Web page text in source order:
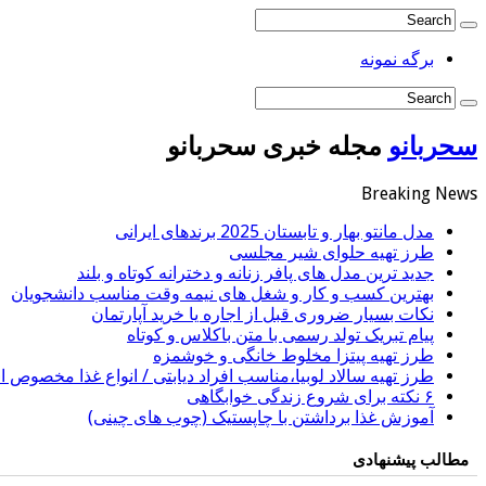
برگه نمونه
سحربانو مجله خبری سحربانو
Breaking News
مدل مانتو بهار و تابستان 2025 برندهای ایرانی
طرز تهیه حلوای شیر مجلسی
جدید ترین مدل های پافر زنانه و دخترانه کوتاه و بلند
بهترین کسب و کار و شغل های نیمه وقت مناسب دانشجویان
نکات بسیار ضروری قبل از اجاره یا خرید آپارتمان
پیام تبریک تولد رسمی با متن باکلاس و کوتاه
طرز تهیه پیتزا مخلوط خانگی و خوشمزه
طرز تهیه سالاد لوبیا،مناسب افراد دیابتی / انواع غذا مخصوص
۶ نکته برای شروع زندگی خوابگاهی
آموزش غذا برداشتن با چاپستیک (چوب های چینی)
مطالب پیشنهادی